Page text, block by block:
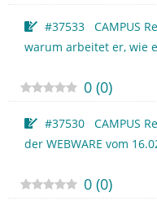
#37533 CAMPUS
warum arbeitet er, wie
0 (0)
#37530 CAMPUS
der WEBWARE vom
0 (0)